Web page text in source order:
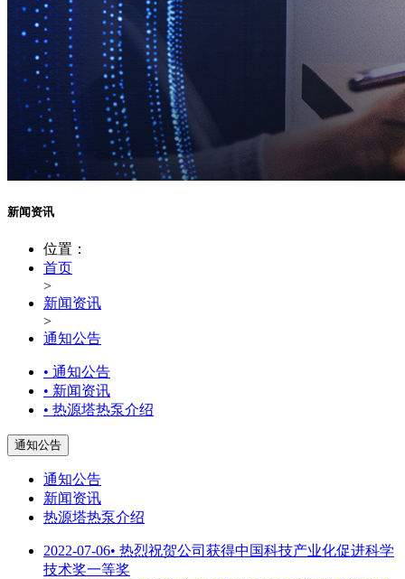
新闻资讯
位置：
首页
>
新闻资讯
>
通知公告
• 通知公告
• 新闻资讯
• 热源塔热泵介绍
通知公告
通知公告
新闻资讯
热源塔热泵介绍
2022-07-06• 热烈祝贺公司获得中国科技产业化促进科学
技术奖一等奖